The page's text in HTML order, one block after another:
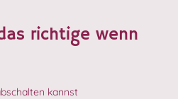
richtige wenn
kannst